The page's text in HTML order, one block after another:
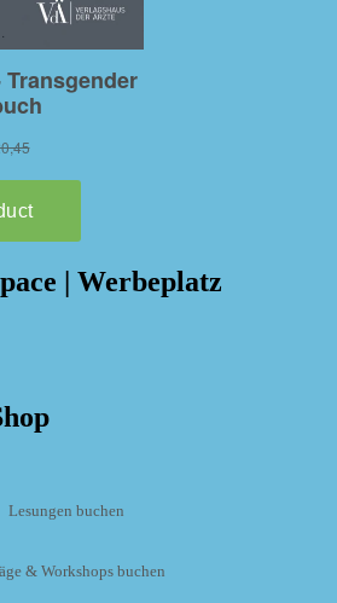
| Werbeplatz
Lesungen buchen
& Workshops buchen